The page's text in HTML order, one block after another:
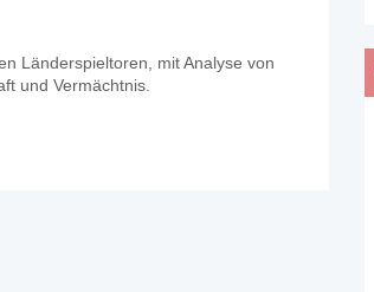
Länderspieltoren, mit Analyse von
und Vermächtnis.